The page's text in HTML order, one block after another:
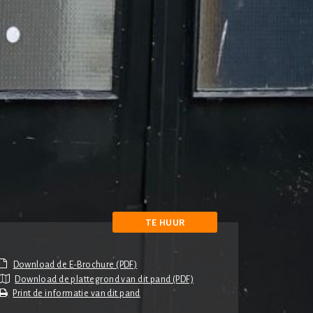
TE HUUR
Download de plattegrond van dit pand (PDF)
Print de informatie van dit pand